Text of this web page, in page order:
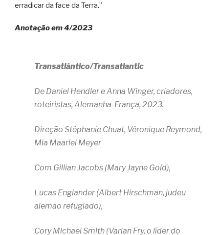
erradicar da face da Terra.”
Anotação em 4/2023
Transatlântico/Transatlantic
De Daniel Hendler e Anna Winger, criadores,
roteiristas, Alemanha-França, 2023.
Direção Stéphanie Chuat, Véronique Reymond,
Mia Maariel Meyer
Com Gillian Jacobs (Mary Jayne Gold),
Lucas Englander (Albert Hirschman, judeu
alemão refugiado),
Cory Michael Smith (Varian Fry, o líder do